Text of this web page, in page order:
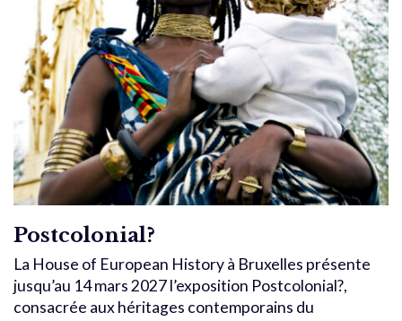
Postcolonial?
La House of European History à Bruxelles présente
jusqu’au 14 mars 2027 l’exposition Postcolonial?,
consacrée aux héritages contemporains du